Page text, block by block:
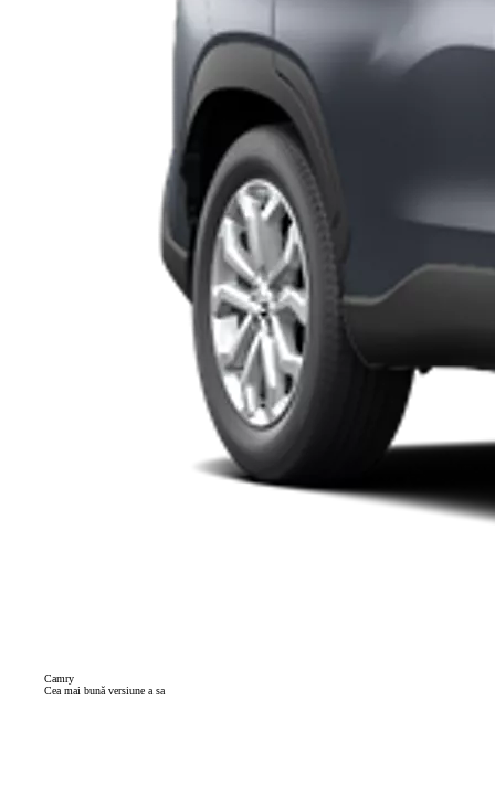
Camry
Cea mai bună versiune a sa